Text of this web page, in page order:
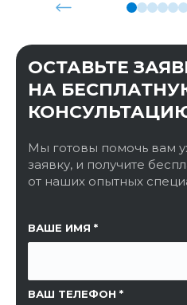
ОСТАВЬТЕ
НА
Мы готовы помочь вам
заявку, и получите
от наших опытных
ВАШЕ ИМЯ
ВАШ ТЕЛЕФОН
ССЫЛКА НА СТРАНИЦУ